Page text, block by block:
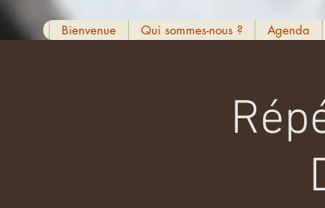
Bienvenue Qui sommes-nous ? Agenda